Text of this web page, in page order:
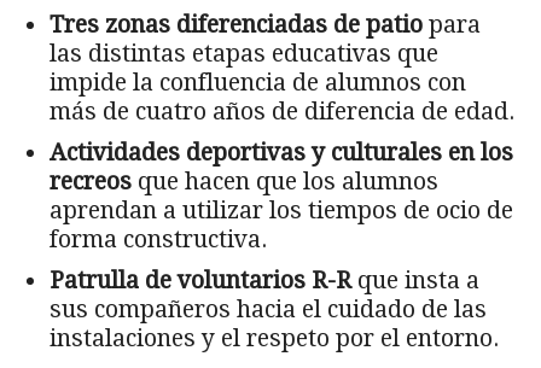
Tres zonas diferenciadas de patio para
las distintas etapas educativas que
impide la confluencia de alumnos con
más de cuatro años de diferencia de edad.
Actividades deportivas y culturales en los
recreos que hacen que los alumnos
aprendan a utilizar los tiempos de ocio de
forma constructiva.
Patrulla de voluntarios R-R que insta a
sus compañeros hacia el cuidado de las
instalaciones y el respeto por el entorno.